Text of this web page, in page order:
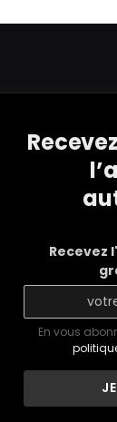
Recevez
En vous